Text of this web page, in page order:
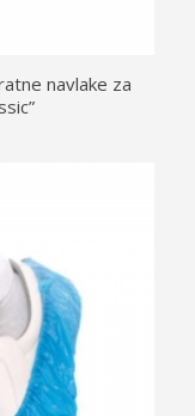
navlake za